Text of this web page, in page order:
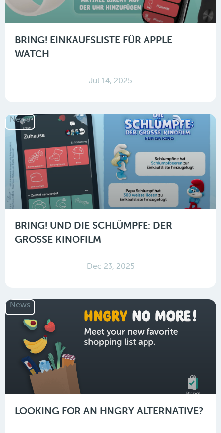
BRING! EINKAUFSLISTE FÜR APPLE
WATCH
Jul 14, 2025
News
BRING! UND DIE SCHLÜMPFE: DER
GROSSE KINOFILM
Dec 23, 2025
News
LOOKING FOR AN HNGRY ALTERNATIVE?